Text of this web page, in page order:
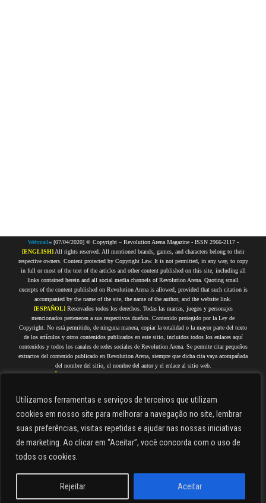
Utilizamos ferramentas e serviços de terceiros que utilizam
cookies em nosso site para melhorar a navegação no site, lembrar
suas preferências, visitas repetidas e ajudar nas nossas iniciativas
de marketing. Ao clicar em “Aceitar”, você concorda com o uso de
todos os cookies.
Rejeitar Aceitar
Webmail [07/04/2020] © Copyright – Revolution Arena Magazine - ISSN 2966-2117 -
[ENGLISH]All rights reserved. All mentioned brands, games, and characters belong to their
respective owners. Content protected by Copyright Law. It is not permitted, in any way, to copy
in full or most of the text of the articles and other content published on this site, including all
links contained herein and all social media channels of Revolution Arena. Quoting small
excerpts of the content published on Revolution Arena is allowed, provided that such citation is
accompanied by the name of the site, the name of the author, and the website link.
[ESPAÑOL]Reservados todos los derechos. Todas las marcas, juegos y personajes
mencionados pertenecen a sus respectivos dueños. Contenido protegido por la Ley de
Copyright. No está permitido, de ninguna manera, copiar la totalidad o la mayor parte del texto
de los artículos y otros contenidos publicados en este sitio, incluidos todos los enlaces aquí
contenidos y todos los canales de redes sociales de Revolution Arena. Se permite citar pequeños
extractos del contenido publicado en Revolution Arena, siempre que dicha cita vaya acompañada
del nombre del sitio, el nombre del autor y el enlace al sitio web.
[PORTUGUÊS]Todos os direitos reservados. Todas as marcas, jogos e personagens citados
conteúdos que estejam publicados nesse site, incluindo todos os links aqui contidos e todos os
canais de redes sociais do Revolution Arena. É permitido citar pequenos trechos do conteúdo
do autor e link do site.
[FRANÇAIS]Tous droits réservés. Toutes les marques, jeux et personnages cités appartiennent
copier en tout ou en grande partie le texte des articles et autres contenus publiés sur ce site, y
cette citation soit accompagnée du nom du site, du nom de l'auteur et du lien du site.
Check out our Privacy Policy. | Consulta nuestra Política de Privacidad. | Confira a nossa